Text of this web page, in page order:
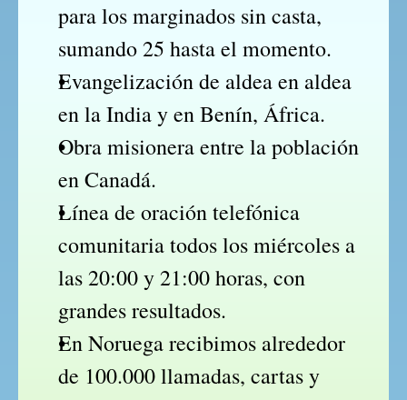
para los marginados sin casta,
sumando 25 hasta el momento.
Evangelización de aldea en aldea
en la India y en Benín, África.
Obra misionera entre la población
en Canadá.
Línea de oración telefónica
comunitaria todos los miércoles a
las 20:00 y 21:00 horas, con
grandes resultados.
En Noruega recibimos alrededor
de 100.000 llamadas, cartas y